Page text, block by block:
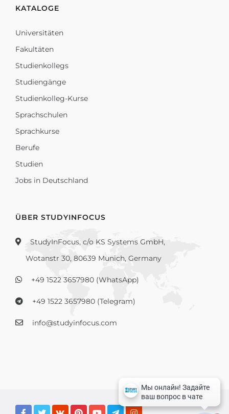
KATALOGE
Universitäten
Fakultäten
Studienkollegs
Studiengänge
Studienkolleg-Kurse
Sprachschulen
Sprachkurse
Berufe
Studien
Jobs in Deutschland
ÜBER STUDYINFOCUS
StudyInFocus, c/o KS Systems GmbH,
Wotanstr 30, 80639 Munich, Germany
+49 1522 3657980 (WhatsApp)
+49 1522 3657980 (Telegram)
info@studyinfocus.com